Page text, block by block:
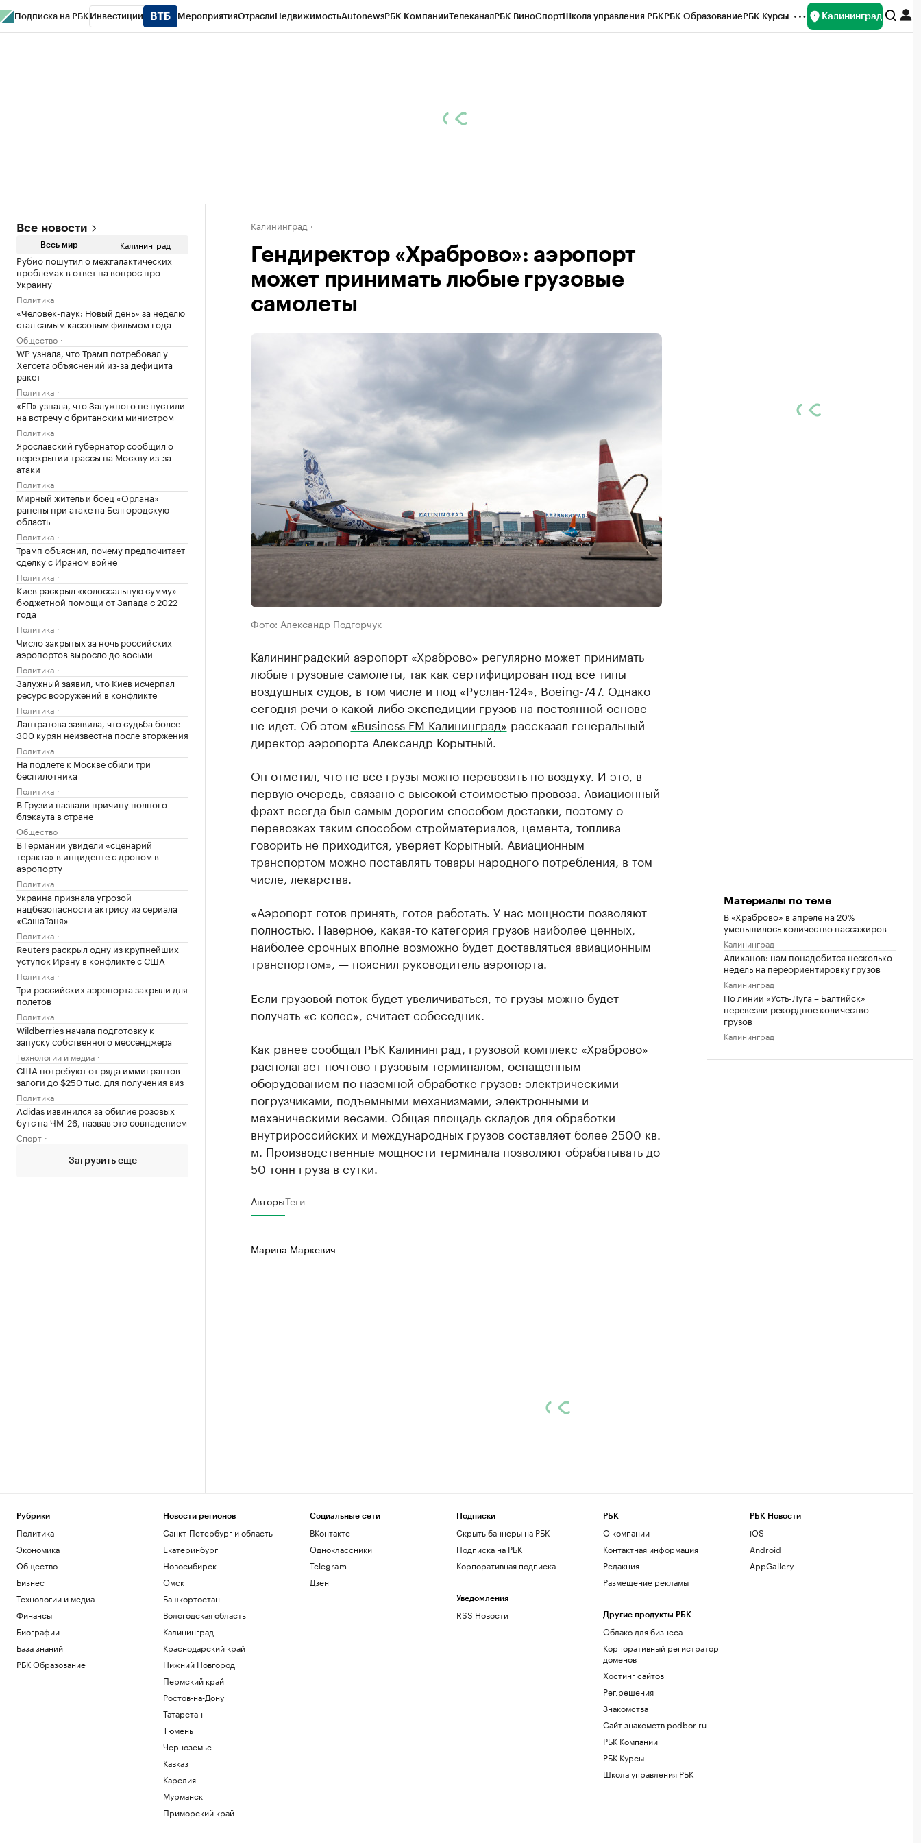
Подписка на РБК Инвестиции МероприятияОтраслиНедвижимостьAutonewsРБК КомпанииТелеканалРБК ВиноСпортШкола управления РБКРБК ОбразованиеРБК Курсы Калининград
Все новости
Весь мир Калининград
Рубио пошутил о межгалактических
проблемах в ответ на вопрос про
Украину
Политика
«Человек-паук: Новый день» за неделю
стал самым кассовым фильмом года
Общество
WP узнала, что Трамп потребовал у
Хегсета объяснений из-за дефицита
ракет
Политика
«ЕП» узнала, что Залужного не пустили
на встречу с британским министром
Политика
Ярославский губернатор сообщил о
перекрытии трассы на Москву из-за
атаки
Политика
Мирный житель и боец «Орлана»
ранены при атаке на Белгородскую
область
Политика
Трамп объяснил, почему предпочитает
сделку с Ираном войне
Политика
Киев раскрыл «колоссальную сумму»
бюджетной помощи от Запада с 2022
года
Политика
Число закрытых за ночь российских
аэропортов выросло до восьми
Политика
Залужный заявил, что Киев исчерпал
ресурс вооружений в конфликте
Политика
Лантратова заявила, что судьба более
300 курян неизвестна после вторжения
Политика
На подлете к Москве сбили три
беспилотника
Политика
В Грузии назвали причину полного
блэкаута в стране
Общество
В Германии увидели «сценарий
теракта» в инциденте с дроном в
аэропорту
Политика
Украина признала угрозой
нацбезопасности актрису из сериала
«СашаТаня»
Политика
Reuters раскрыл одну из крупнейших
уступок Ирану в конфликте с США
Политика
Три российских аэропорта закрыли для
полетов
Политика
Wildberries начала подготовку к
запуску собственного мессенджера
Технологии и медиа
США потребуют от ряда иммигрантов
залоги до $250 тыс. для получения виз
Политика
Adidas извинился за обилие розовых
бутс на ЧМ-26, назвав это совпадением
Спорт
Загрузить еще
Калининград
Гендиректор «Храброво»: аэропорт
может принимать любые грузовые
самолеты
Фото: Александр Подгорчук
Калининградский аэропорт «Храброво» регулярно может принимать
любые грузовые самолеты, так как сертифицирован под все типы
воздушных судов, в том числе и под «Руслан-124», Boeing-747. Однако
сегодня речи о какой-либо экспедиции грузов на постоянной основе
не идет. Об этом «Business FM Калининград» рассказал генеральный
директор аэропорта Александр Корытный.
Он отметил, что не все грузы можно перевозить по воздуху. И это, в
первую очередь, связано с высокой стоимостью провоза. Авиационный
фрахт всегда был самым дорогим способом доставки, поэтому о
перевозках таким способом стройматериалов, цемента, топлива
говорить не приходится, уверяет Корытный. Авиационным
транспортом можно поставлять товары народного потребления, в том
числе, лекарства.
«Аэропорт готов принять, готов работать. У нас мощности позволяют
полностью. Наверное, какая-то категория грузов наиболее ценных,
наиболее срочных вполне возможно будет доставляться авиационным
транспортом», — пояснил руководитель аэропорта.
Если грузовой поток будет увеличиваться, то грузы можно будет
получать «с колес», считает собеседник.
Как ранее сообщал РБК Калининград, грузовой комплекс «Храброво»
располагаетпочтово-грузовым терминалом, оснащенным
оборудованием по наземной обработке грузов: электрическими
погрузчиками, подъемными механизмами, электронными и
механическими весами. Общая площадь складов для обработки
внутрироссийских и международных грузов составляет более 2500 кв.
м. Производственные мощности терминала позволяют обрабатывать до
50 тонн груза в сутки.
АвторыТеги
Марина Маркевич
Материалы по теме
В «Храброво» в апреле на 20%
уменьшилось количество пассажиров
Калининград
Алиханов: нам понадобится несколько
недель на переориентировку грузов
Калининград
По линии «Усть-Луга – Балтийск»
перевезли рекордное количество
грузов
Калининград
Рубрики
Политика
Экономика
Общество
Бизнес
Технологии и медиа
Финансы
Биографии
База знаний
РБК Образование
Новости регионов
Санкт-Петербург и область
Екатеринбург
Новосибирск
Омск
Башкортостан
Вологодская область
Калининград
Краснодарский край
Нижний Новгород
Пермский край
Ростов-на-Дону
Татарстан
Тюмень
Черноземье
Кавказ
Карелия
Мурманск
Приморский край
Социальные сети
ВКонтакте
Одноклассники
Telegram
Дзен
Подписки
Скрыть баннеры на РБК
Подписка на РБК
Корпоративная подписка
Уведомления
RSS Новости
РБК
О компании
Контактная информация
Редакция
Размещение рекламы
Другие продукты РБК
Облако для бизнеса
Корпоративный регистратор
доменов
Хостинг сайтов
Рег.решения
Знакомства
Сайт знакомств podbor.ru
РБК Компании
РБК Курсы
Школа управления РБК
РБК Новости
iOS
Android
AppGallery